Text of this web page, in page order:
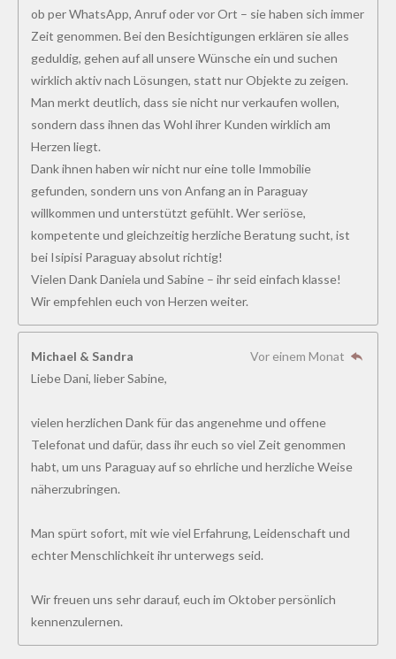
ob per WhatsApp, Anruf oder vor Ort – sie haben sich immer
Zeit genommen. Bei den Besichtigungen erklären sie alles
geduldig, gehen auf all unsere Wünsche ein und suchen
wirklich aktiv nach Lösungen, statt nur Objekte zu zeigen.
Man merkt deutlich, dass sie nicht nur verkaufen wollen,
sondern dass ihnen das Wohl ihrer Kunden wirklich am
Herzen liegt.
Dank ihnen haben wir nicht nur eine tolle Immobilie
gefunden, sondern uns von Anfang an in Paraguay
willkommen und unterstützt gefühlt. Wer seriöse,
kompetente und gleichzeitig herzliche Beratung sucht, ist
bei Isipisi Paraguay absolut richtig!
Vielen Dank Daniela und Sabine – ihr seid einfach klasse!
Wir empfehlen euch von Herzen weiter.
Michael & Sandra
Vor einem Monat
Liebe Dani, lieber Sabine,
vielen herzlichen Dank für das angenehme und offene
Telefonat und dafür, dass ihr euch so viel Zeit genommen
habt, um uns Paraguay auf so ehrliche und herzliche Weise
näherzubringen.
Man spürt sofort, mit wie viel Erfahrung, Leidenschaft und
echter Menschlichkeit ihr unterwegs seid.
Wir freuen uns sehr darauf, euch im Oktober persönlich
kennenzulernen.